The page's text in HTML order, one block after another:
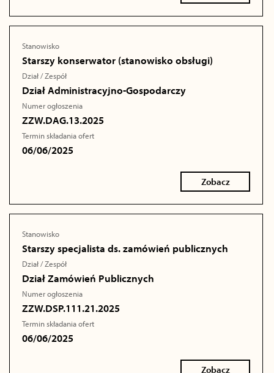
Stanowisko
Starszy konserwator (stanowisko obsługi)
Dział / Zespół
Dział Administracyjno-Gospodarczy
Numer ogłoszenia
ZZW.DAG.13.2025
Termin składania ofert
06/06/2025
Zobacz
Stanowisko
Starszy specjalista ds. zamówień publicznych
Dział / Zespół
Dział Zamówień Publicznych
Numer ogłoszenia
ZZW.DSP.111.21.2025
Termin składania ofert
06/06/2025
Zobacz